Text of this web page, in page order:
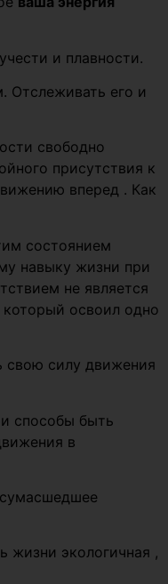
и плавности.
Отслеживать его и
свободно
присутствия к
вперед . Как
состоянием
навыку жизни при
не является
освоил одно
силу движения
способы быть
в
жизни экологичная ,